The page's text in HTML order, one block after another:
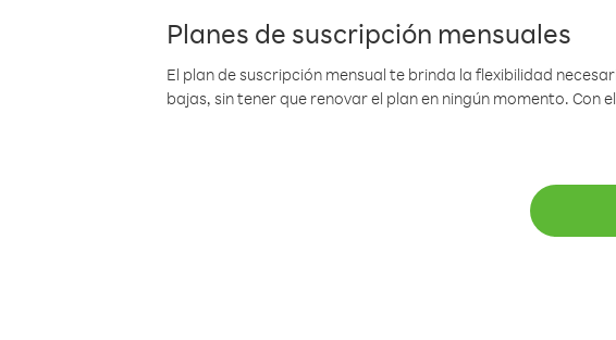
Planes de suscripción mensuales
El plan de suscripción mensual te brinda la flexibilidad
bajas, sin tener que renovar el plan en ningún momento. Con